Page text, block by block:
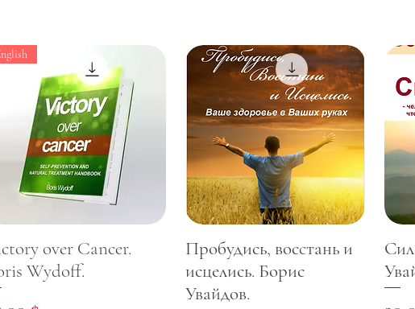
over Cancer.
Wydoff.
Пробудись, восcтань и
исцелись. Борис
Увайдов.